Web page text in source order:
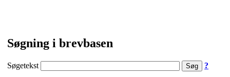
Søgning i brevbasen
Søgetekst ?